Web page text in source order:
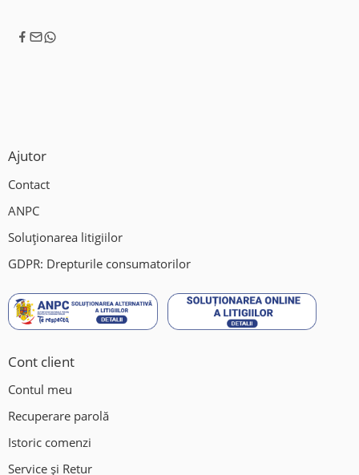
Ajutor
Contact
ANPC
Soluționarea litigiilor
GDPR: Drepturile consumatorilor
Cont client
Contul meu
Recuperare parolă
Istoric comenzi
Service și Retur